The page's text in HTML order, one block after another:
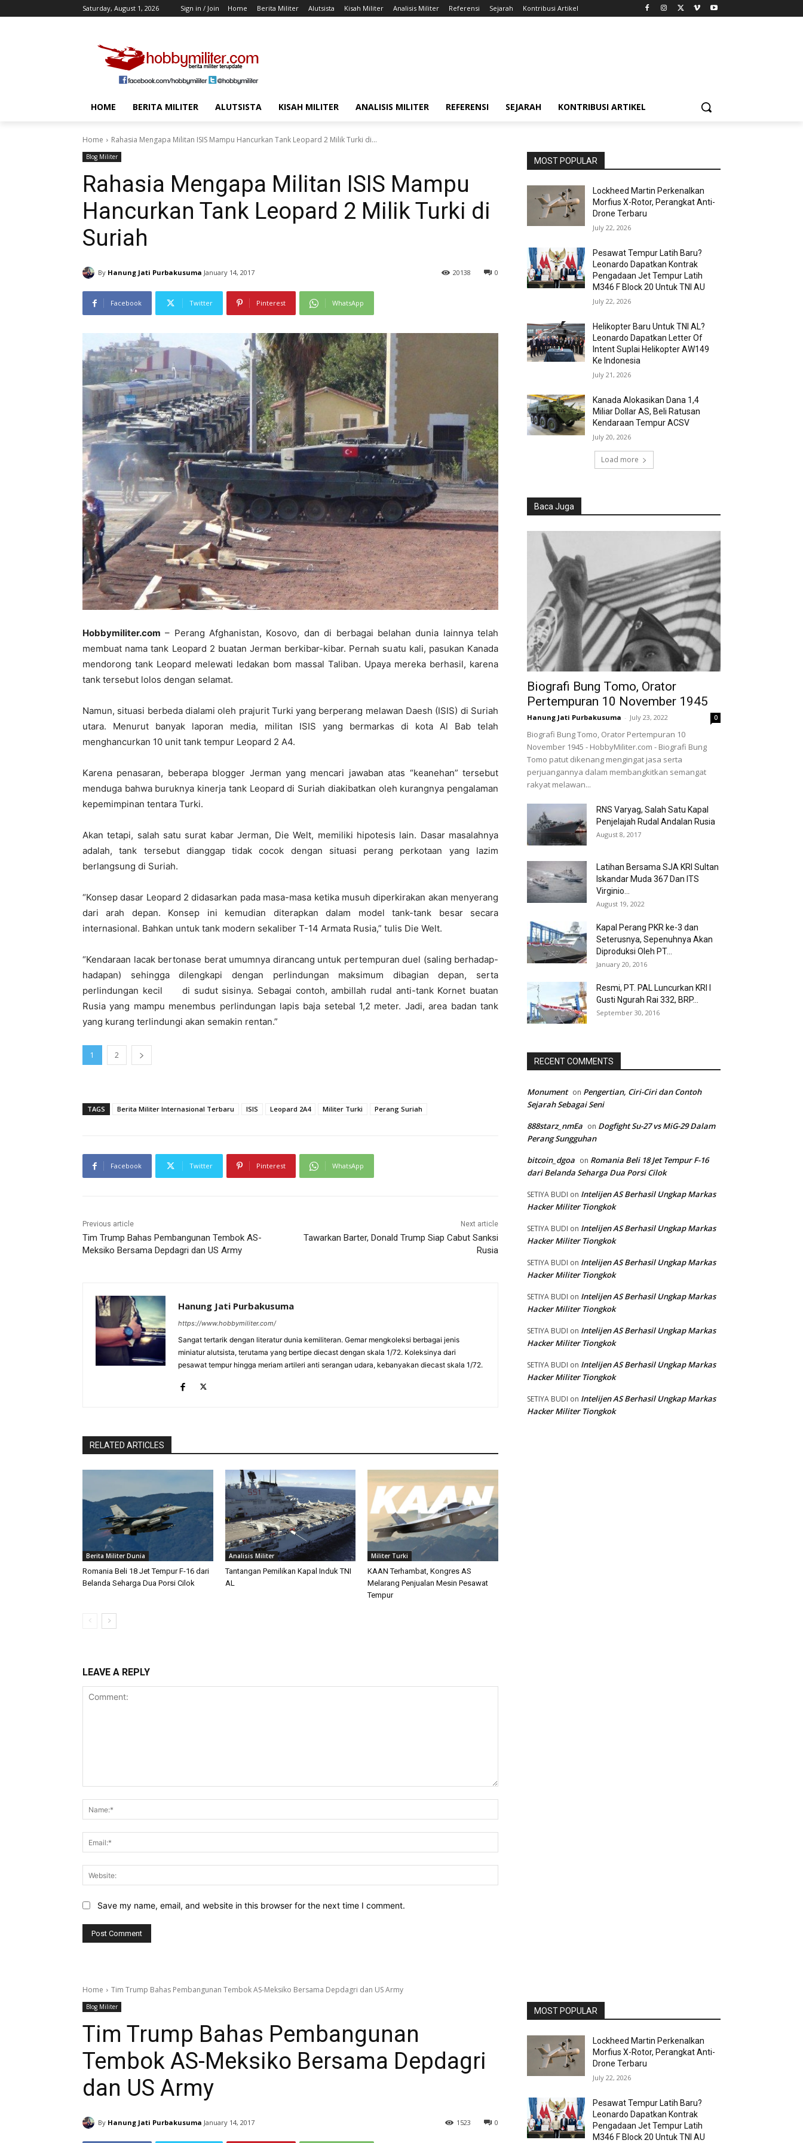
Saturday, August 1, 2026 Sign in / Join Home Berita Militer Alutsista Kisah Militer Analisis Militer Referensi Sejarah Kontribusi Artikel
HOME BERITA MILITER ALUTSISTA KISAH MILITER ANALISIS MILITER REFERENSI SEJARAH KONTRIBUSI ARTIKEL
Home Rahasia Mengapa Militan ISIS Mampu Hancurkan Tank Leopard 2 Milik Turki di...
Blog Militer
Rahasia Mengapa Militan ISIS Mampu
Hancurkan Tank Leopard 2 Milik Turki di
Suriah
By Hanung Jati Purbakusuma January 14, 2017 0
20138
Facebook Twitter Pinterest WhatsApp
Hobbymiliter.com – Perang Afghanistan, Kosovo, dan di berbagai belahan dunia lainnya telah
membuat nama tank Leopard 2 buatan Jerman berkibar-kibar. Pernah suatu kali, pasukan Kanada
mendorong tank Leopard melewati ledakan bom massal Taliban. Upaya mereka berhasil, karena
tank tersebut lolos dengan selamat.
Namun, situasi berbeda dialami oleh prajurit Turki yang berperang melawan Daesh (ISIS) di Suriah
utara. Menurut banyak laporan media, militan ISIS yang bermarkas di kota Al Bab telah
menghancurkan 10 unit tank tempur Leopard 2 A4.
Karena penasaran, beberapa blogger Jerman yang mencari jawaban atas “keanehan” tersebut
menduga bahwa buruknya kinerja tank Leopard di Suriah diakibatkan oleh kurangnya pengalaman
kepemimpinan tentara Turki.
Akan tetapi, salah satu surat kabar Jerman, Die Welt, memiliki hipotesis lain. Dasar masalahnya
adalah, tank tersebut dianggap tidak cocok dengan situasi perang perkotaan yang lazim
berlangsung di Suriah.
“Konsep dasar Leopard 2 didasarkan pada masa-masa ketika musuh diperkirakan akan menyerang
dari arah depan. Konsep ini kemudian diterapkan dalam model tank-tank besar secara
internasional. Bahkan untuk tank modern sekaliber T-14 Armata Rusia,” tulis Die Welt.
“Kendaraan lacak bertonase berat umumnya dirancang untuk pertempuran duel (saling berhadap-
hadapan) sehingga dilengkapi dengan perlindungan maksimum dibagian depan, serta
perlindungan kecil di sudut sisinya. Sebagai contoh, ambillah rudal anti-tank Kornet buatan
Rusia yang mampu menembus perlindungan lapis baja setebal 1,2 meter. Jadi, area badan tank
yang kurang terlindungi akan semakin rentan.”
1 2
TAGS Berita Militer Internasional Terbaru ISIS Leopard 2A4 Militer Turki Perang Suriah
Facebook Twitter Pinterest WhatsApp
Previous article
Tim Trump Bahas Pembangunan Tembok AS-
Meksiko Bersama Depdagri dan US Army
Next article
Tawarkan Barter, Donald Trump Siap Cabut Sanksi
Rusia
Hanung Jati Purbakusuma
https://www.hobbymiliter.com/
Sangat tertarik dengan literatur dunia kemiliteran. Gemar mengkoleksi berbagai jenis
miniatur alutsista, terutama yang bertipe diecast dengan skala 1/72. Koleksinya dari
pesawat tempur hingga meriam artileri anti serangan udara, kebanyakan diecast skala 1/72.
RELATED ARTICLES
Berita Militer Dunia
Romania Beli 18 Jet Tempur F-16 dari
Belanda Seharga Dua Porsi Cilok
Analisis Militer
Tantangan Pemilikan Kapal Induk TNI
AL
Militer Turki
KAAN Terhambat, Kongres AS
Melarang Penjualan Mesin Pesawat
Tempur
LEAVE A REPLY
Save my name, email, and website in this browser for the next time I comment.
MOST POPULAR
Lockheed Martin Perkenalkan
Morfius X-Rotor, Perangkat Anti-
Drone Terbaru
July 22, 2026
Pesawat Tempur Latih Baru?
Leonardo Dapatkan Kontrak
Pengadaan Jet Tempur Latih
M346 F Block 20 Untuk TNI AU
July 22, 2026
Helikopter Baru Untuk TNI AL?
Leonardo Dapatkan Letter Of
Intent Suplai Helikopter AW149
Ke Indonesia
July 21, 2026
Kanada Alokasikan Dana 1,4
Miliar Dollar AS, Beli Ratusan
Kendaraan Tempur ACSV
July 20, 2026
Load more
Baca Juga
Biografi Bung Tomo, Orator
Pertempuran 10 November 1945
Hanung Jati Purbakusuma - July 23, 2022 0
Biografi Bung Tomo, Orator Pertempuran 10
November 1945 - HobbyMiliter.com - Biografi Bung
Tomo patut dikenang mengingat jasa serta
perjuangannya dalam membangkitkan semangat
rakyat melawan...
RNS Varyag, Salah Satu Kapal
Penjelajah Rudal Andalan Rusia
August 8, 2017
Latihan Bersama SJA KRI Sultan
Iskandar Muda 367 Dan ITS
Virginio...
August 19, 2022
Kapal Perang PKR ke-3 dan
Seterusnya, Sepenuhnya Akan
Diproduksi Oleh PT...
January 20, 2016
Resmi, PT. PAL Luncurkan KRI I
Gusti Ngurah Rai 332, BRP...
September 30, 2016
RECENT COMMENTS
Monument on Pengertian, Ciri-Ciri dan Contoh
Sejarah Sebagai Seni
888starz_nmEa on Dogfight Su-27 vs MiG-29 Dalam
Perang Sungguhan
bitcoin_dgoa on Romania Beli 18 Jet Tempur F-16
dari Belanda Seharga Dua Porsi Cilok
SETIYA BUDI on Intelijen AS Berhasil Ungkap Markas
Hacker Militer Tiongkok
SETIYA BUDI on Intelijen AS Berhasil Ungkap Markas
Hacker Militer Tiongkok
SETIYA BUDI on Intelijen AS Berhasil Ungkap Markas
Hacker Militer Tiongkok
SETIYA BUDI on Intelijen AS Berhasil Ungkap Markas
Hacker Militer Tiongkok
SETIYA BUDI on Intelijen AS Berhasil Ungkap Markas
Hacker Militer Tiongkok
SETIYA BUDI on Intelijen AS Berhasil Ungkap Markas
Hacker Militer Tiongkok
SETIYA BUDI on Intelijen AS Berhasil Ungkap Markas
Hacker Militer Tiongkok